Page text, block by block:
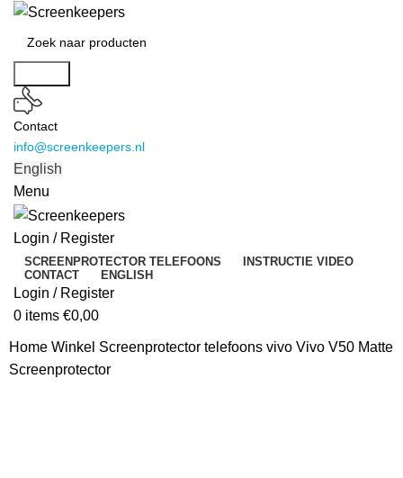
Contact
info@screenkeepers.nl
English
Menu
Login / Register
SCREENPROTECTOR TELEFOONS
INSTRUCTIE VIDEO
CONTACT
ENGLISH
Login / Register
0 items €0,00
HomeWinkel Screenprotector telefoonsvivo Vivo V50 Matte
Screenprotector